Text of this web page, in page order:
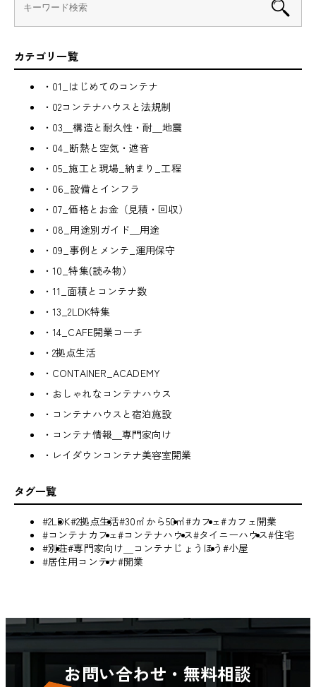
カテゴリ一覧
・01_はじめてのコンテナ
・02コンテナハウスと法規制
・03＿構造と耐久性・耐＿地震
・04_断熱と空気・遮音
・05_施工と現場_納まり_工程
・06_設備とインフラ
・07_価格とお金（見積・回収）
・08_用途別ガイド＿用途
・09_事例とメンテ_運用保守
・10_特集(読み物）
・11_面積とコンテナ数
・13_2LDK特集
・14_CAFE開業コーチ
・2拠点生活
・CONTAINER_ACADEMY
・おしゃれなコンテナハウス
・コンテナハウスと宿泊施設
・コンテナ情報＿専門家向け
・レイダウンコンテナ美容室開業
タグ一覧
#2LDK#2拠点生活#30㎡から50㎡#カフェ#カフェ開業
#コンテナカフェ#コンテナハウス#タイニーハウス#住宅
#別荘#専門家向け＿コンテナじょうほう #小屋
#居住用コンテナ#開業
お問い合わせ・無料相談